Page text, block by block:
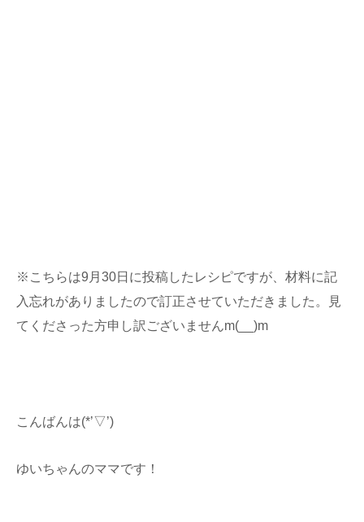
※こちらは9月30日に投稿したレシピですが、材料に記
入忘れがありましたので訂正させていただきました。見
てくださった方申し訳ございませんm(__)m
こんばんは(*’▽’)
ゆいちゃんのママです！